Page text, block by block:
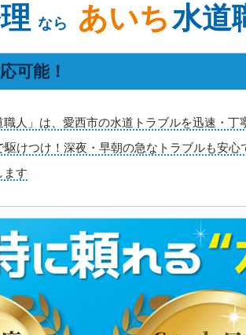
なら あいち水道
可能！
人」は、愛西市の水道トラブルを迅速・
駆けつけ！深夜・早朝の急なトラブルも安
ます